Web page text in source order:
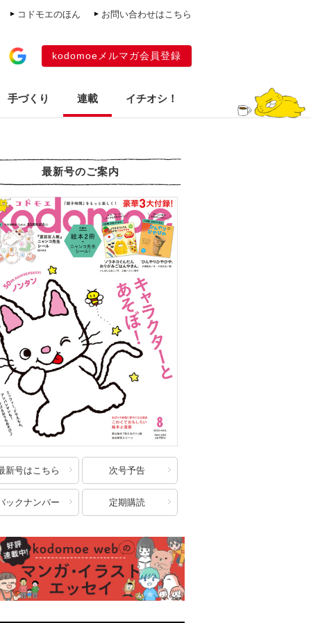
コドモエのほん お問い合わせはこちら
kodomoeメルマガ会員登録
手づくり 連載 イチオシ！
最新号のご案内
新号はこちら 次号予告
ックナンバー 定期購読